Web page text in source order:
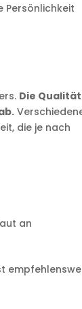
Persönlichkeit
Die Qualität
die je nach
an